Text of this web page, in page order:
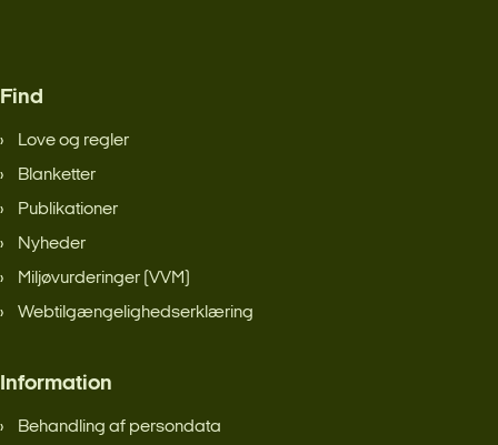
Find
Love og regler
Blanketter
Publikationer
Nyheder
Miljøvurderinger (VVM)
Webtilgængelighedserklæring
Information
Behandling af persondata